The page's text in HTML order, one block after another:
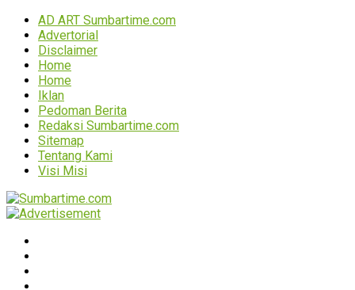
AD ART Sumbartime.com
Advertorial
Disclaimer
Home
Home
Iklan
Pedoman Berita
Redaksi Sumbartime.com
Sitemap
Tentang Kami
Visi Misi